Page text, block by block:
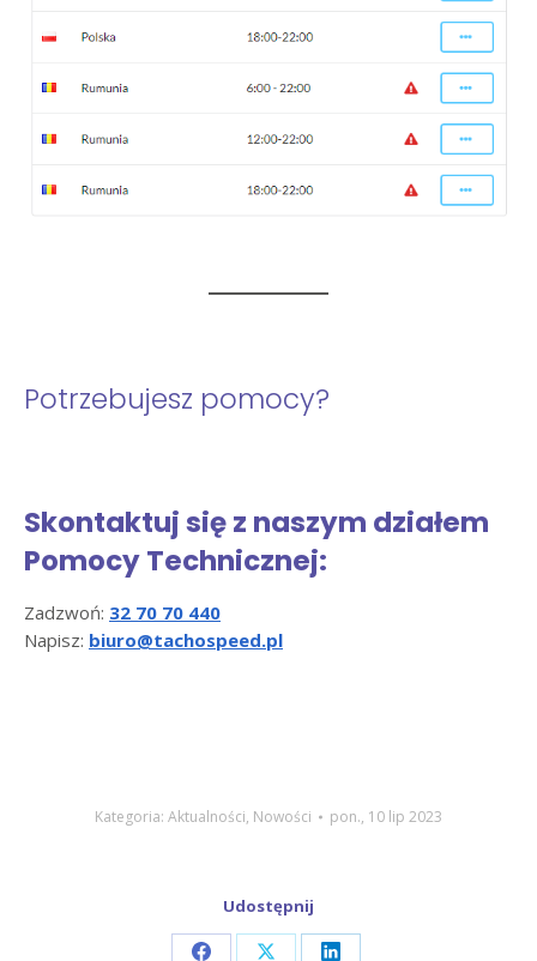
Potrzebujesz pomocy?
Skontaktuj się z naszym działem
Pomocy Technicznej:
Zadzwoń: 32 70 70 440
Napisz: biuro@tachospeed.pl
Kategoria: Aktualności, Nowości pon., 10 lip 2023
Udostępnij